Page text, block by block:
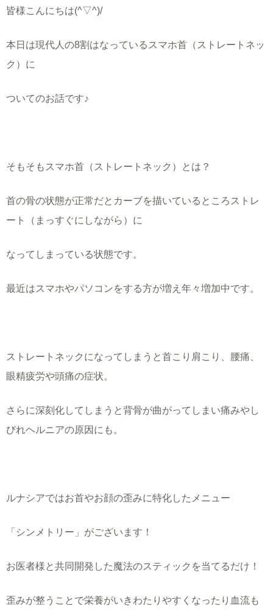
皆様こんにちは(^▽^)/
本日は現代人の8割はなっているスマホ首（ストレートネッ
ク）に
ついてのお話です♪
そもそもスマホ首（ストレートネック）とは？
首の骨の状態が正常だとカーブを描いているところストレ
ート（まっすぐにしながら）に
なってしまっている状態です。
最近はスマホやパソコンをする方が増え年々増加中です。
ストレートネックになってしまうと首こり肩こり、腰痛、
眼精疲労や頭痛の症状。
さらに深刻化してしまうと背骨が曲がってしまい痛みやし
びれヘルニアの原因にも。
ルナシアではお首やお顔の歪みに特化したメニュー
「シンメトリー」がございます！
お医者様と共同開発した魔法のスティックを当てるだけ！
歪みが整うことで栄養がいきわたりやすくなったり血流も